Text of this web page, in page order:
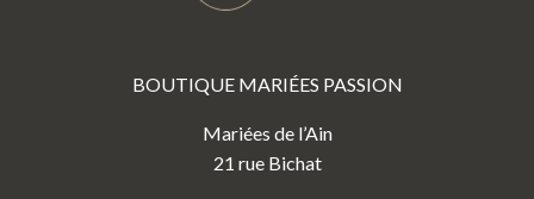
BOUTIQUE MARIÉES PASSION
Mariées de l’Ain
21 rue Bichat